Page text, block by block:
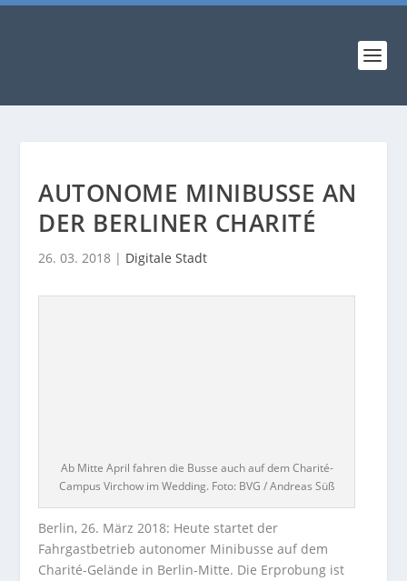
AUTONOME MINIBUSSE AN
DER BERLINER CHARITÉ
26. 03. 2018 | Digitale Stadt
Ab Mitte April fahren die Busse auch auf dem Charité-
Campus Virchow im Wedding. Foto: BVG / Andreas Süß
Berlin, 26. März 2018: Heute startet der
Fahrgastbetrieb autonomer Minibusse auf dem
Charité-Gelände in Berlin-Mitte. Die Erprobung ist